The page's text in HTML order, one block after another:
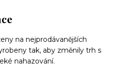
na nejprodávanějších
tak, aby změnily trh s
nahazování.